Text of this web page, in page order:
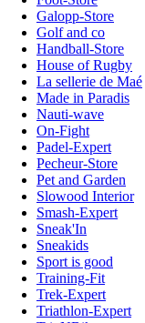
Galopp-Store
Golf and co
Handball-Store
House of Rugby
La sellerie de Maé
Made in Paradis
Nauti-wave
On-Fight
Padel-Expert
Pecheur-Store
Pet and Garden
Slowood Interior
Smash-Expert
Sneak'In
Sneakids
Sport is good
Training-Fit
Trek-Expert
Triathlon-Expert